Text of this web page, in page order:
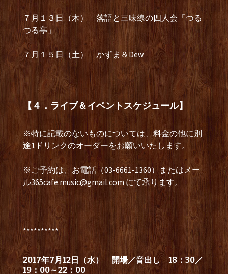
７月１３日（木） 落語と三味線の四人会「つる
つる亭」
７月１５日（土） かずま＆Dew
【４．ライブ＆イベントスケジュール】
※特に記載のないものについては、料金の他に別
途1ドリンクのオーダーをお願いいたします。
※ご予約は、お電話（03-6661-1360）またはメー
ル365cafe.music@gmail.com にて承ります。
**********
2017年7月12日（水）開場／音出し 18：30／
19：00～22：00